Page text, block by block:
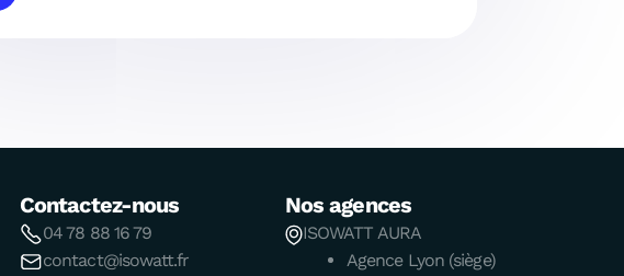
Contactez-nous
04 78 88 16 79
contact@isowatt.fr
Nos agences
ISOWATT AURA
Agence Lyon (siège)